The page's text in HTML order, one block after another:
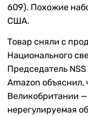
609). Похожие
США.
Товар сняли с
Национального
Председатель
Amazon объяснил,
Великобритании
нерегулируемая